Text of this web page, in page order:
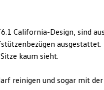
California-Design, sind
ausgestattet.
kaum sieht.
reinigen und sogar mit